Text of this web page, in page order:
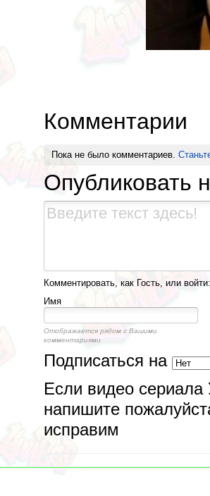
Комментарии
Пока не было комментариев.
Опубликовать
Комментировать, как Гость, или войти:
Имя
Отображается рядом с Вашими
комментариями
Подписаться на
Если видео сериала
напишите
исправим